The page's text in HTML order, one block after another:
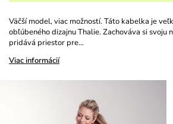
Väčší model, viac možností. Táto kabelka je
obľúbeného dizajnu Thalie. Zachováva si svoju
pridává priestor pre…
Viac informácií